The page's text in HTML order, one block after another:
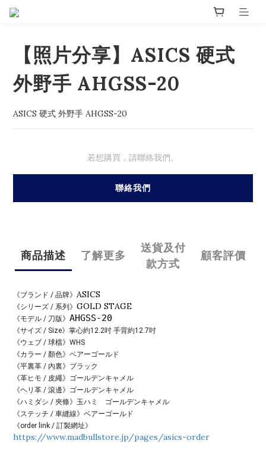
【照片分享】ASICS 硬式
外野手 AHGSS-20
ASICS 硬式 外野手 AHGSS-20
若想購買，請聯絡我們。
聯絡我們
商品描述 了解更多
送貨及付
款方式
顧客評價
《ブランド / 品牌》 ASICS
《シリーズ / 系列》 GOLD STAGE
《モデル / 刀版》 AHGSS-20
《サイズ / Size》掌心約12.2吋 手背約12.7吋
《ウェブ / 球檔》 WHS
《カラー / 顏色》 ベアーゴールド
《平裏革 / 內裏》 ブラック
《革ヒモ / 皮繩》 ゴールデンキャメル
《ヘリ革 / 滾邊》 ゴールデンキャメル
《ハミダシ / 夾條》玉ハミ ゴールデンキャメル
《ステッチ / 車縫線》 ベアーゴールド
《order link / 訂製網址》
https://www.madbullstore.jp/pages/asics-order